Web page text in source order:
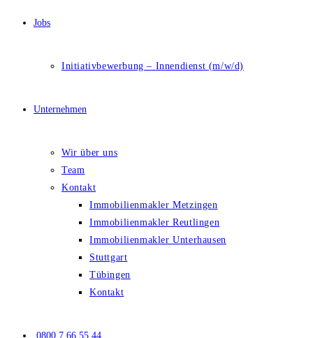
Jobs
Initiativbewerbung – Innendienst (m/w/d)
Unternehmen
Wir über uns
Team
Kontakt
Immobilienmakler Metzingen
Immobilienmakler Reutlingen
Immobilienmakler Unterhausen
Stuttgart
Tübingen
Kontakt
0800 7 66 55 44